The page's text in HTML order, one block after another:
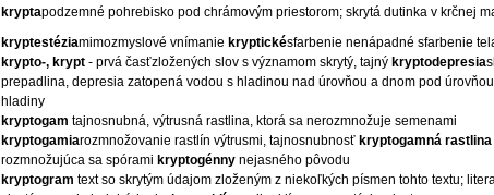
kryptapodzemné pohrebisko pod chrámovým priestorom; skrytá dutinka v krčnej
kryptestéziamimozmyslové vnímanie kryptickésfarbenie nenápadné sfarbenie
krypto-, krypt - prvá časťzložených slov s významom skrytý, tajný kryptodepresia
prepadlina, depresia zatopená vodou s hladinou nad úrovňou a dnom pod
hladiny
kryptogam tajnosnubná, výtrusná rastlina, ktorá sa nerozmnožuje semenami
kryptogamiarozmnožovanie rastlín výtrusmi, tajnosnubnosť kryptogamná rastlina
rozmnožujúca sa spórami kryptogénny nejasného pôvodu
kryptogram text so skrytým údajom zloženým z niekoľkých písmen tohto textu;